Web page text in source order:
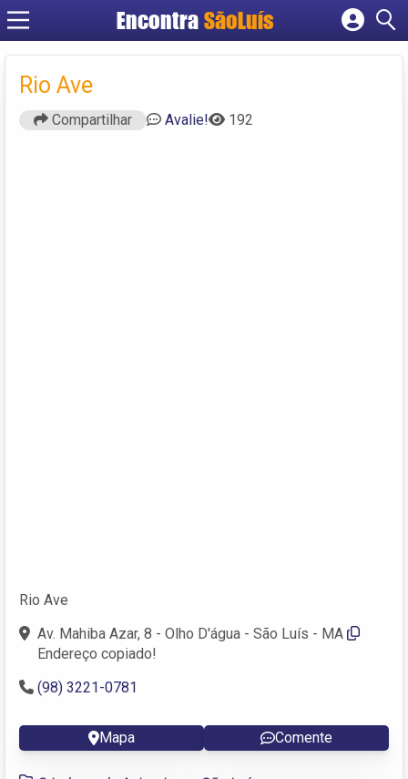
Encontra SãoLuís
Cadastrar empresa
Rio Ave
Compartilhar Avalie! 192
Rio Ave
Av. Mahiba Azar, 8 - Olho D'água - São Luís - MA
Endereço copiado!
(98) 3221-0781
Mapa Comente